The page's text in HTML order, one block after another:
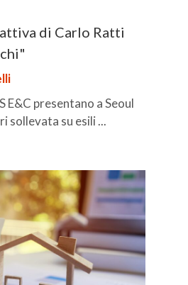
di Carlo Ratti
E&C presentano a Seoul
sollevata su esili ...